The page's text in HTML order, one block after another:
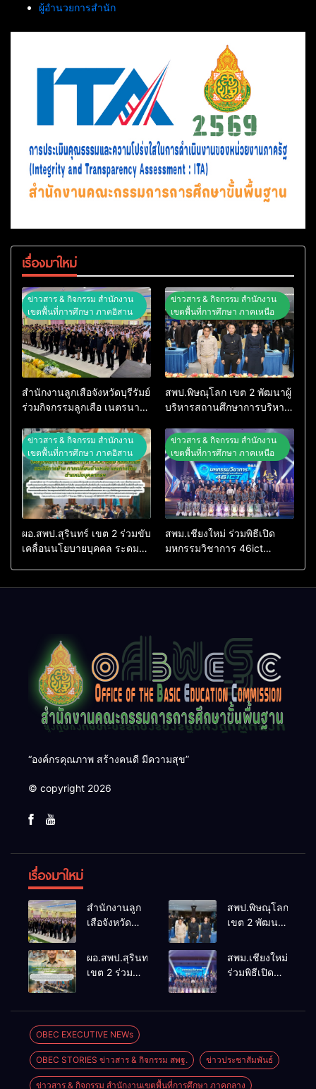
ผู้อำนวยการสำนัก
เรื่องมาใหม่
ข่าวสาร & กิจกรรม สำนักงาน
เขตพื้นที่การศึกษา ภาคอิสาน
สำนักงานลูกเสือจังหวัดบุรีรัมย์
ร่วมกิจกรรมลูกเสือ เนตรนารี
ประโยชน์ “รวมใจภักดี ถวาย
ความอาลัยสมเด็จพระพันปี
หลวง”
ข่าวสาร & กิจกรรม สำนักงาน
เขตพื้นที่การศึกษา ภาคเหนือ
สพป.พิษณุโลก เขต 2 พัฒนาผู้
บริหารสถานศึกษาการบริหาร
ข่าวสาร & กิจกรรม สำนักงาน
เขตพื้นที่การศึกษา ภาคอิสาน
ผอ.สพป.สุรินทร์ เขต 2 ร่วมขับ
เคลื่อนนโยบายบุคคล ระดม
ข่าวสาร & กิจกรรม สำนักงาน
เขตพื้นที่การศึกษา ภาคเหนือ
สพม.เชียงใหม่ ร่วมพิธีเปิด
มหกรรมวิชาการ 46ict
“องค์กรคุณภาพ สร้างคนดี มีความสุข”
© copyright 2026
เรื่องมาใหม่
สำนักงานลูก
เสือจังหวัด
กิจกรรมลูก
เสือ เนตรนารี
ประโยชน์
“รวมใจภักดี
ถวายความ
อาลัยสมเด็จ
พระพันปี
หลวง”
สพป.พิษณุโลก
เขต 2 พัฒนา
ศึกษาการ
บริหารจัดการ
ผอ.สพป.สุรินทร์
เขต 2 ร่วมขับ
สมองปรับปรุง
หลักเกณฑ์
การย้าย-โอน
ข้าราชการ
สพม.เชียงใหม่
ร่วมพิธีเปิด
AI” ยกระดับ
การเรียนรู้
OBEC EXECUTIVE NEWs
OBEC STORIES ข่าวสาร & กิจกรรม สพฐ. ข่าวประชาสัมพันธ์
ข่าวสาร & กิจกรรม สำนักงานเขตพื้นที่การศึกษา ภาคกลาง